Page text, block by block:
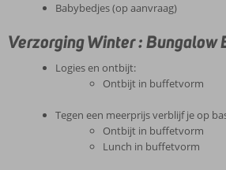
Babybedjes (op aanvraag)
Verzorging Winter : Bungalow
Logies en ontbijt:
Ontbijt in buffetvorm
Tegen een meerprijs verblijf je op
Ontbijt in buffetvorm
Lunch in buffetvorm